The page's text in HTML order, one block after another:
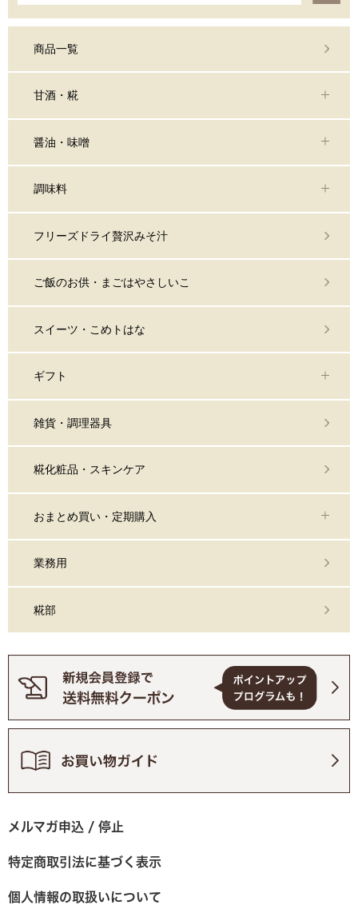
商品一覧
甘酒・糀
醤油・味噌
調味料
フリーズドライ贅沢みそ汁
ご飯のお供・まごはやさしいこ
スイーツ・こめトはな
ギフト
雑貨・調理器具
糀化粧品・スキンケア
おまとめ買い・定期購入
業務用
糀部
メルマガ申込 / 停止
特定商取引法に基づく表示
個人情報の取扱いについて